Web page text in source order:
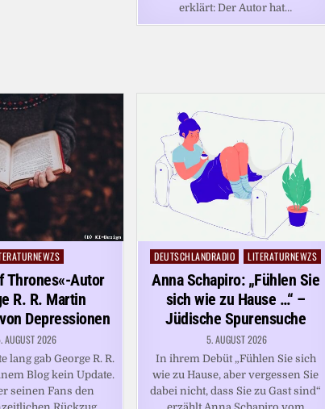
erklärt: Der Autor hat…
Thrones«-Autor
R. R. Martin
Depressionen
AUGUST 2026
lang gab George R. R.
Blog kein Update.
seinen Fans den
Posted
in
DEUTSCHLANDRADIO LITERATURNEWZS
Anna Schapiro: „Fühlen Sie
sich wie zu Hause …“ –
Jüdische Spurensuche
5. AUGUST 2026
In ihrem Debüt „Fühlen Sie sich
wie zu Hause, aber vergessen Sie
dabei nicht, dass Sie zu Gast sind“